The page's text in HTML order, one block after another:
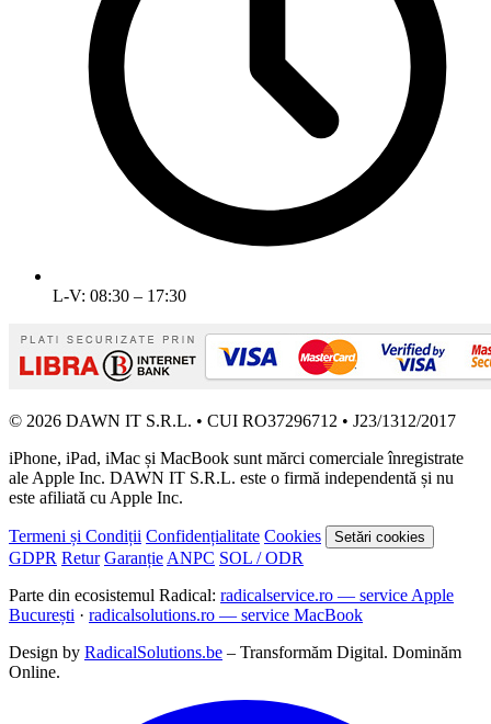
L-V: 08:30 – 17:30
© 2026 DAWN IT S.R.L. • CUI RO37296712 • J23/1312/2017
iPhone, iPad, iMac și MacBook sunt mărci comerciale înregistrate
ale Apple Inc. DAWN IT S.R.L. este o firmă independentă și nu
este afiliată cu Apple Inc.
Termeni și Condiții Confidențialitate Cookies Setări cookies
GDPR Retur Garanție ANPC SOL / ODR
Parte din ecosistemul Radical: radicalservice.ro — service Apple
București · radicalsolutions.ro — service MacBook
Design by RadicalSolutions.be – Transformăm Digital. Dominăm
Online.